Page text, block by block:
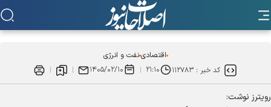
اقتصادینفت و انرژی
کد خبر :۱۱۲۷۸۳ ۲۱:۱۰ ۱۴۰۵/۰۲/۱۰
رویترز نوشت: